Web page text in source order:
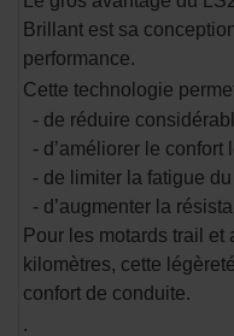
Brillant est sa
performance.
Cette technologie
- de réduire
- d’améliorer le confort
- de limiter la fatigue
- d’augmenter la
Pour les motards trail
kilomètres, cette
confort de conduite.
.